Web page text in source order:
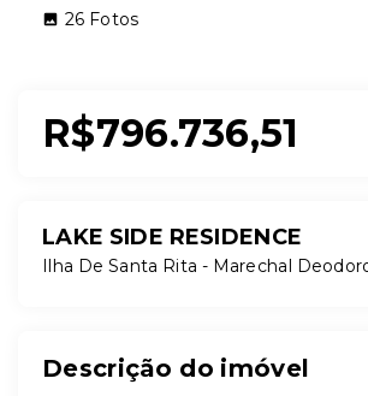
26 Fotos
R$796.736,51
LAKE SIDE RESIDENCE
Ilha De Santa Rita - Marechal
Descrição do imóvel